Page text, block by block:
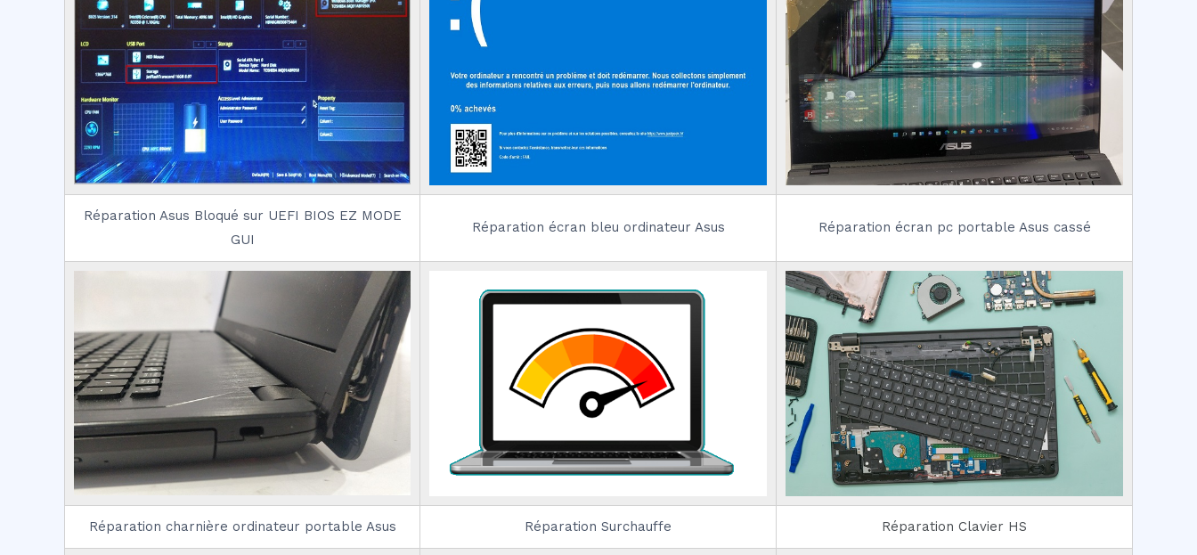
Réparation Asus Bloqué sur UEFI BIOS EZ MODE
GUI
Réparation écran bleu ordinateur Asus Réparation écran pc portable Asus cassé
Réparation charnière ordinateur portable Asus Réparation Surchauffe Réparation Clavier HS